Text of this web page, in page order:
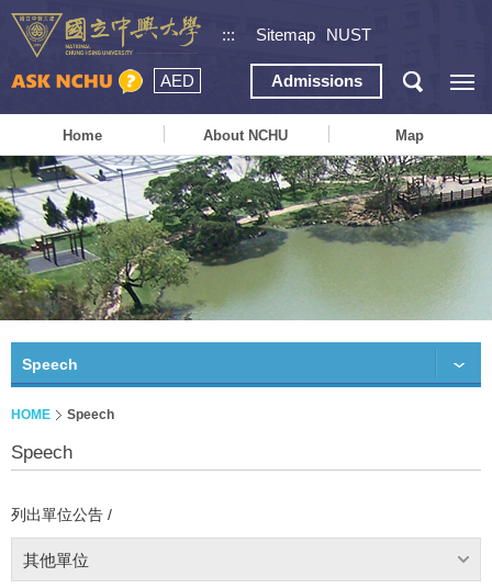
::: Sitemap NUST
AED Admissions
Home About NCHU Map
Speech
HOME Speech
Speech
列出單位公告 /
其他單位